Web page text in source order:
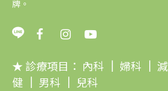
牌。
★ 診療項目： 內科 ｜ 婦科 ｜
健 ｜ 男科 ｜ 兒科